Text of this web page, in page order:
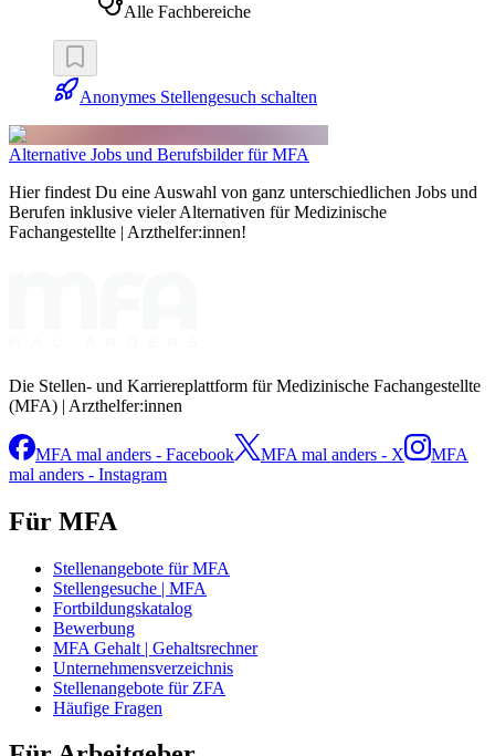
Alle Fachbereiche
Anonymes Stellengesuch schalten
Alternative Jobs und Berufsbilder für MFA
Hier findest Du eine Auswahl von ganz unterschiedlichen Jobs und
Berufen inklusive vieler Alternativen für Medizinische
Fachangestellte | Arzthelfer:innen!
Die Stellen- und Karriereplattform für Medizinische Fachangestellte
(MFA) | Arzthelfer:innen
MFA mal anders - Facebook MFA mal anders - X
MFA
mal anders - Instagram
Für MFA
Stellenangebote für MFA
Stellengesuche | MFA
Fortbildungskatalog
Bewerbung
MFA Gehalt | Gehaltsrechner
Unternehmensverzeichnis
Stellenangebote für ZFA
Häufige Fragen